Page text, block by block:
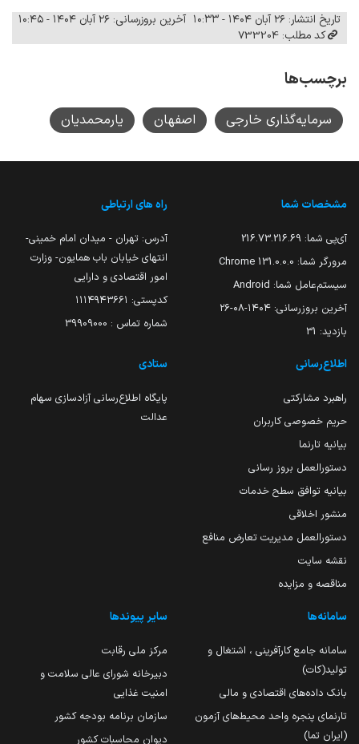
تاریخ انتشار: ۲۶ آبان ۱۴۰۴ - ۱۰:۳۳
آخرین بروزرسانی: ۲۶ آبان ۱۴۰۴ - ۱۰:۴۵
کد مطلب: 733204
برچسب‌ها
سرمایه‌گذاری خارجی اصفهان یارمحمدیان
مشخصات شما
آی‌پی شما: 216.73.216.69
مرورگر شما: 131.0.0.0 Chrome
سیستم‌عامل شما: Android
آخرین بروزرسانی: ۱۴۰۴-۰۸-۲۶
بازدید: 31
راه های ارتباطی
آدرس: تهران - میدان امام خمینی-
انتهای خیابان باب همایون- وزارت
امور اقتصادی و دارایی
کدپستی: ۱۱۱۴۹۴۳۶۶۱
شماره تماس : 39909000
اطلاع‌رسانی
راهبرد مشارکتی
حریم خصوصی کاربران
بیانیه تارنما
دستورالعمل بروز رسانی
بیانیه توافق سطح خدمات
منشور اخلاقی
دستورالعمل مدیریت تعارض منافع
نقشه سایت
مناقصه و مزایده
ستادی
پایگاه اطلاع‌رسانی آزادسازی سهام
عدالت
سامانه‌ها
سامانه جامع کارآفرینی ، اشتغال و
تولید(کات)
بانک داده‌های اقتصادی و مالی
تارنمای پنجره واحد محیط‌های آزمون
(ایران تما)
سایر پیوندها
مرکز ملی رقابت
دبیرخانه شورای عالی سلامت و
امنیت غذایی
سازمان برنامه بودجه کشور
دیوان محاسبات کشور